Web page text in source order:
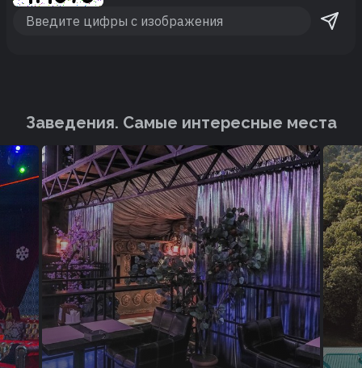
Заведения. Cамые интересные места